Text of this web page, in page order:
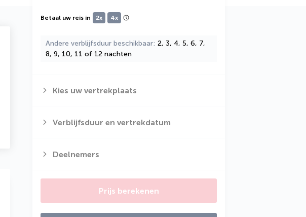
Betaal uw reis in 2x 4x
Andere verblijfsduur beschikbaar 2, 3, 4, 5, 6, 7,
8, 9, 10, 11 of 12 nachten
Kies uw vertrekplaats
Verblijfsduur en vertrekdatum
Deelnemers
Prijs berekenen